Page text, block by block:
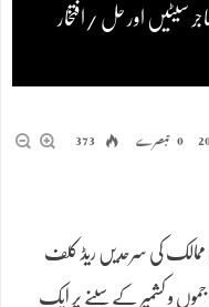
سیٹیں اور حل /افتخار
0 تبصرے
ممالک کی سرحدیں ریڈ کلف
و کشمیر کے سینے پر ایک